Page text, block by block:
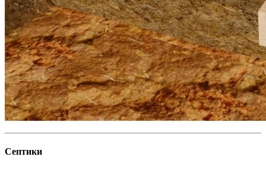
Септики